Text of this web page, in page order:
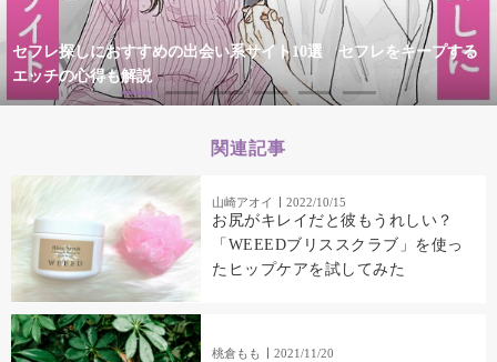
セフレ探しにおすすめの出会い系サイト10選 セフレをキープする
エッチの心得も解説
関連記事
山崎アオイ 2022/10/15
お尻がキレイだと彼もうれしい？
「WEEEDブリススクラブ」を使っ
たヒップケアを試してみた
桃倉もも 2021/11/20